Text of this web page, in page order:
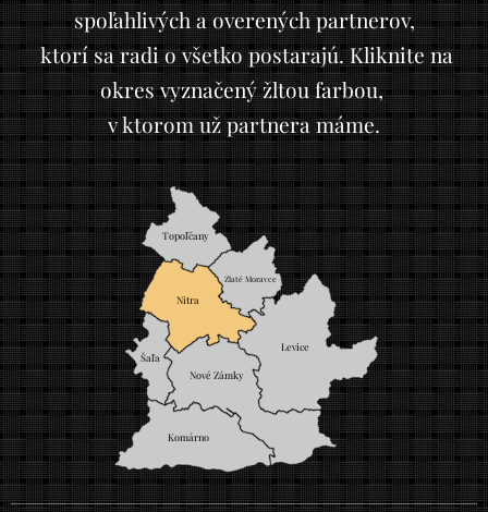
spoľahlivých a overených partnerov,
ktorí sa radi o všetko postarajú. Kliknite na
okres vyznačený žltou farbou,
v ktorom už partnera máme.
Topoľčany
Zlaté Moravce
Levice
Nové Zámky
Komárno
Nitra
Šaľa